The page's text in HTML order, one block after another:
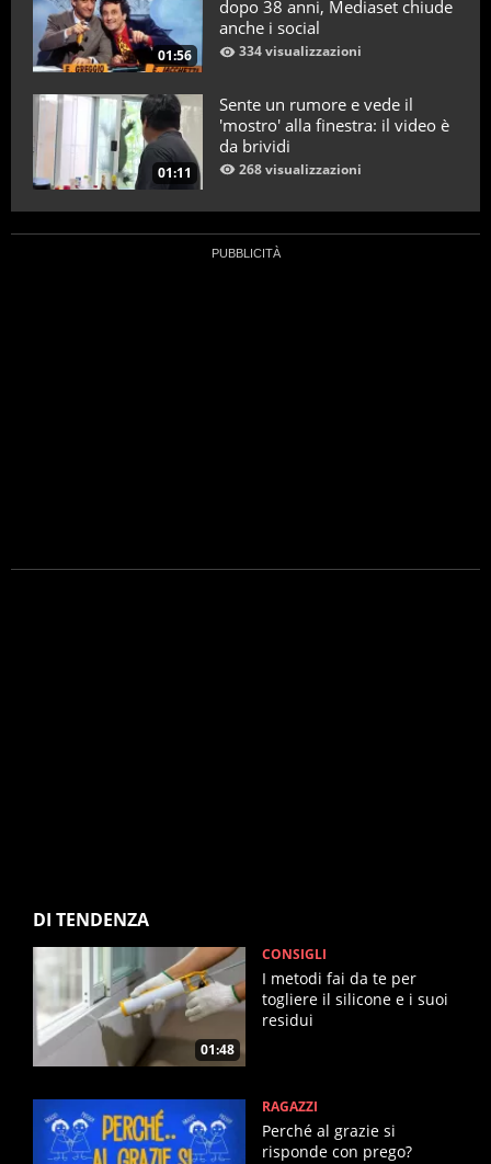
01:56
dopo 38 anni, Mediaset chiude
anche i social
334 visualizzazioni
01:11
Sente un rumore e vede il
'mostro' alla finestra: il video è
da brividi
268 visualizzazioni
DI TENDENZA
01:48
CONSIGLI
I metodi fai da te per
togliere il silicone e i suoi
residui
RAGAZZI
Perché al grazie si
risponde con prego?